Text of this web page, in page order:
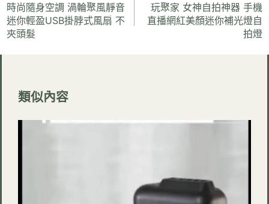
章
導
覽
時尚隨身空調 渦輪聚風靜音
迷你輕盈USB掛脖式風扇 不
夾頭髮
玩聚家 女神自拍神器 手機
直播網紅美顏迷你補光燈自
拍燈
類似內容